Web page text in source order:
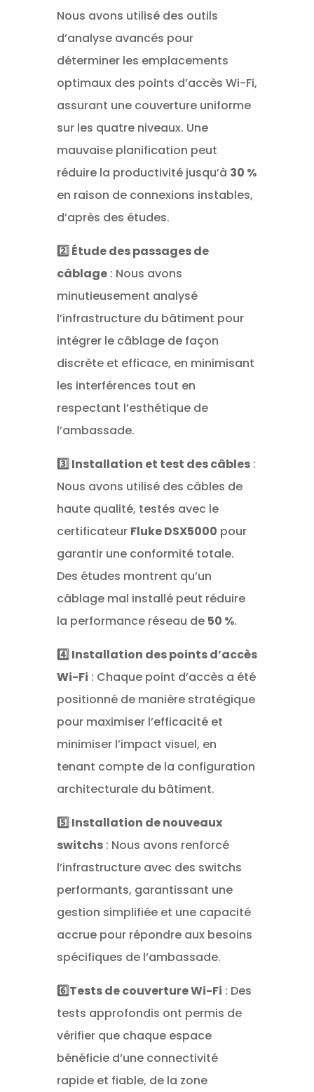
Nous avons utilisé des outils
d’analyse avancés pour
déterminer les emplacements
optimaux des points d’accès Wi-Fi,
assurant une couverture uniforme
sur les quatre niveaux. Une
mauvaise planification peut
réduire la productivité jusqu’à 30 %
en raison de connexions instables,
d’après des études.
2️⃣ Étude des passages de
câblage: Nous avons
minutieusement analysé
l’infrastructure du bâtiment pour
intégrer le câblage de façon
discrète et efficace, en minimisant
les interférences tout en
respectant l’esthétique de
l’ambassade.
3️⃣ Installation et test des câbles:
Nous avons utilisé des câbles de
haute qualité, testés avec le
certificateur Fluke DSX5000 pour
garantir une conformité totale.
Des études montrent qu’un
câblage mal installé peut réduire
la performance réseau de 50 %.
4️⃣ Installation des points d’accès
Wi-Fi : Chaque point d’accès a été
positionné de manière stratégique
pour maximiser l’efficacité et
minimiser l’impact visuel, en
tenant compte de la configuration
architecturale du bâtiment.
5️⃣ Installation de nouveaux
switchs: Nous avons renforcé
l’infrastructure avec des switchs
performants, garantissant une
gestion simplifiée et une capacité
accrue pour répondre aux besoins
spécifiques de l’ambassade.
6️⃣Tests de couverture Wi-Fi : Des
tests approfondis ont permis de
vérifier que chaque espace
bénéficie d’une connectivité
rapide et fiable, de la zone